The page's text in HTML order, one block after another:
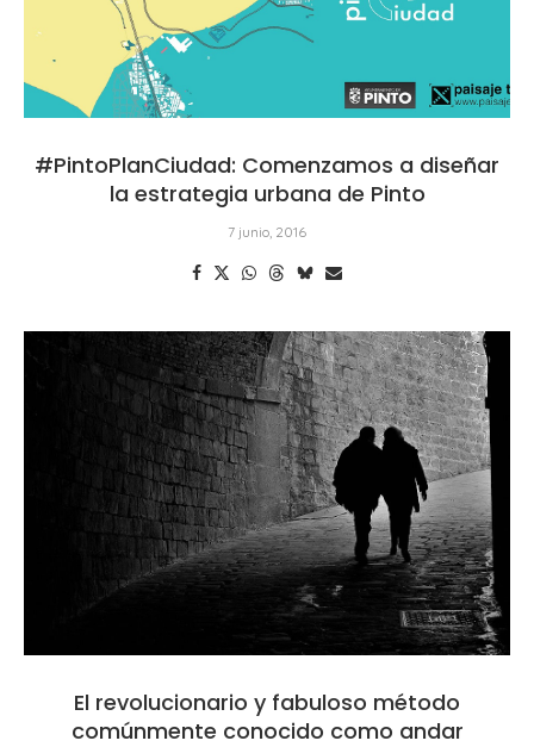
#PintoPlanCiudad: Comenzamos a diseñar
la estrategia urbana de Pinto
7 junio, 2016
El revolucionario y fabuloso método
comúnmente conocido como andar